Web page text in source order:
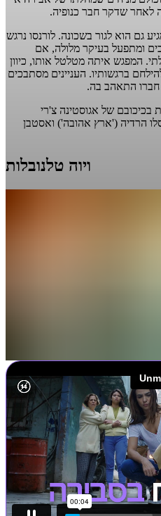
לאחר שדקר חבר כנופיה.
גם הוא לגור בשכונה. לורנסו נרגש
ומתפעל בעיקר מלולה, אם
המפגש איתה מטלטל אותו, כיוון
ברגשותיו. העניינים מסתבכים
חברו התאהב בה.
בכיכובם של אגוסטינה צ'רי
הרדיה ('ארץ אהובה') ואסטבן
ויוה טלנובלות